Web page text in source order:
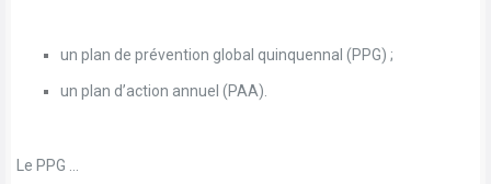
un plan de prévention global quinquennal (PPG) ;
un plan d’action annuel (PAA).
Le PPG ...